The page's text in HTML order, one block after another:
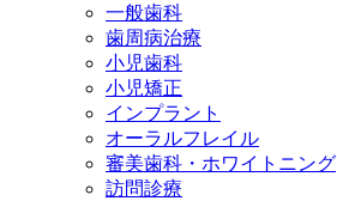
一般歯科
歯周病治療
小児歯科
小児矯正
インプラント
オーラルフレイル
審美歯科・ホワイトニング
訪問診療